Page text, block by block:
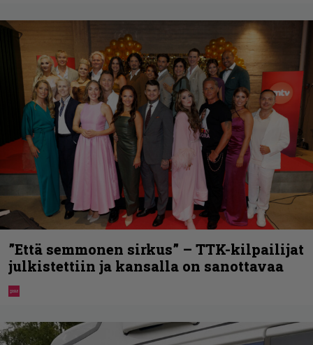
”Että semmonen sirkus” – TTK-kilpailijat
julkistettiin ja kansalla on sanottavaa